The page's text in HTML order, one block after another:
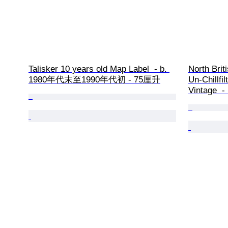
Talisker 10 years old Map Label  - b.
1980年代末至1990年代初 - 75厘升
North
Un-
Vintage  -